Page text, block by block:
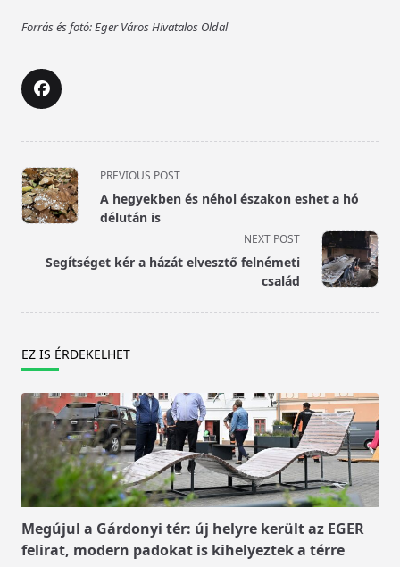
Forrás és fotó: Eger Város Hivatalos Oldal
<span
class="nav-
subtitle
reader-
PREVIOUS POST
A hegyekben és néhol északon eshet a hó
délután is
NEXT POST
Segítséget kér a házát elvesztő felnémeti
család
EZ IS ÉRDEKELHET
Megújul a Gárdonyi tér: új helyre került az EGER
felirat, modern padokat is kihelyeztek a térre